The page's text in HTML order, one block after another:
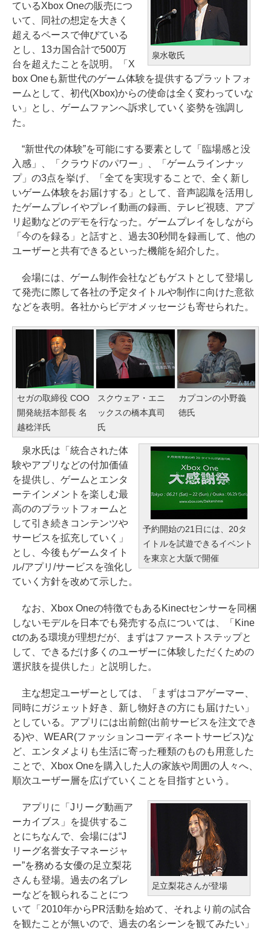
泉水敬氏
ているXbox Oneの販売につ
いて、同社の想定を大きく
超えるペースで伸びている
とし、13カ国合計で500万
台を超えたことを説明。「X
box Oneも新世代のゲーム体験を提供するプラットフォ
ームとして、初代(Xbox)からの使命は全く変わっていな
い」とし、ゲームファンへ訴求していく姿勢を強調し
た。
“新世代の体験”を可能にする要素として「臨場感と没
入感」、「クラウドのパワー」、「ゲームラインナッ
プ」の3点を挙げ、「全てを実現することで、全く新し
いゲーム体験をお届けする」として、音声認識を活用し
たゲームプレイやプレイ動画の録画、テレビ視聴、アプ
リ起動などのデモを行なった。ゲームプレイをしながら
「今のを録る」と話すと、過去30秒間を録画して、他の
ユーザーと共有できるといった機能を紹介した。
会場には、ゲーム制作会社などもゲストとして登場し
て発売に際して各社の予定タイトルや制作に向けた意欲
などを表明。各社からビデオメッセージも寄せられた。
セガの取締役 COO
開発統括本部長 名
越稔洋氏
スクウェア・エニ
ックスの橋本真司
氏
カプコンの小野義
徳氏
予約開始の21日には、20タ
イトルを試遊できるイベント
を東京と大阪で開催
泉水氏は「統合された体
験やアプリなどの付加価値
を提供し、ゲームとエンタ
ーテインメントを楽しむ最
高ののプラットフォームと
して引き続きコンテンツや
サービスを拡充していく」
とし、今後もゲームタイト
ル/アプリ/サービスを強化し
ていく方針を改めて示した。
なお、Xbox Oneの特徴でもあるKinectセンサーを同梱
しないモデルを日本でも発売する点については、「Kine
ctのある環境が理想だが、まずはファーストステップと
して、できるだけ多くのユーザーに体験しただくための
選択肢を提供した」と説明した。
主な想定ユーザーとしては、「まずはコアゲーマー、
同時にガジェット好き、新し物好きの方にも届けたい」
としている。アプリには出前館(出前サービスを注文でき
る)や、WEAR(ファッションコーディネートサービス)な
ど、エンタメよりも生活に寄った種類のものも用意した
ことで、Xbox Oneを購入した人の家族や周囲の人々へ、
順次ユーザー層を広げていくことを目指すという。
足立梨花さんが登場
アプリに「Jリーグ動画ア
ーカイブス」を提供するこ
とにちなんで、会場には“J
リーグ名誉女子マネージャ
ー”を務める女優の足立梨花
さんも登場。過去の名プレ
ーなどを観られることにつ
いて「2010年からPR活動を始めて、それより前の試合
を観たことが無いので、過去の名シーンを観てみたい」